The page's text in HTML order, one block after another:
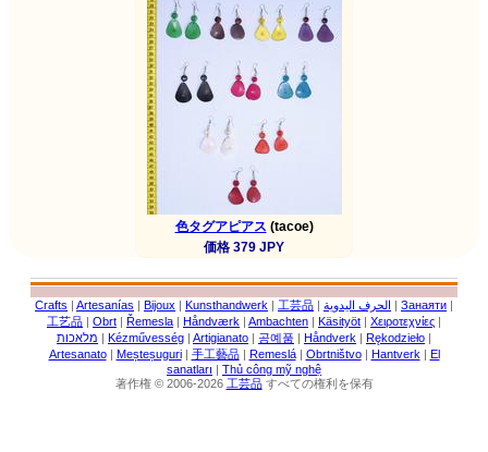
色タグアピアス (tacoe)
価格 379 JPY
Crafts | Artesanías | Bijoux | Kunsthandwerk | 工芸品 | الحرف اليدوية | Занаяти |
工艺品 | Obrt | Řemesla | Håndværk | Ambachten | Käsityöt | Χειροτεχνίες |
מלאכות | Kézművesség | Artigianato | 공예품 | Håndverk | Rękodzieło |
Artesanato| Meșteșuguri| 手工藝品| Remeslá| Obrtništvo| Hantverk | El
sanatları | Thủ công mỹ nghệ
著作権 © 2006-2026 工芸品すべての権利を保有